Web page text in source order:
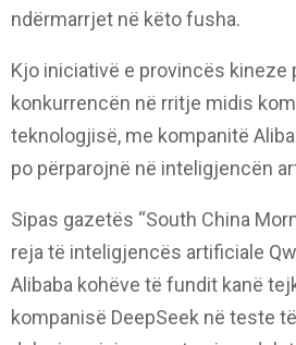
ndërmarrjet në këto fusha.
Kjo iniciativë e provincës kineze
konkurrencën në rritje midis
teknologjisë, me kompanitë
po përparojnë në inteligjencën
Sipas gazetës “South China
reja të inteligjencës artificiale
Alibaba kohëve të fundit kanë
kompanisë DeepSeek në teste